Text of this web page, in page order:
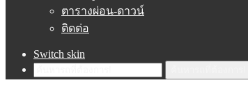
ตารางผ่อน-ดาวน์
ติดต่อ
Switch skin